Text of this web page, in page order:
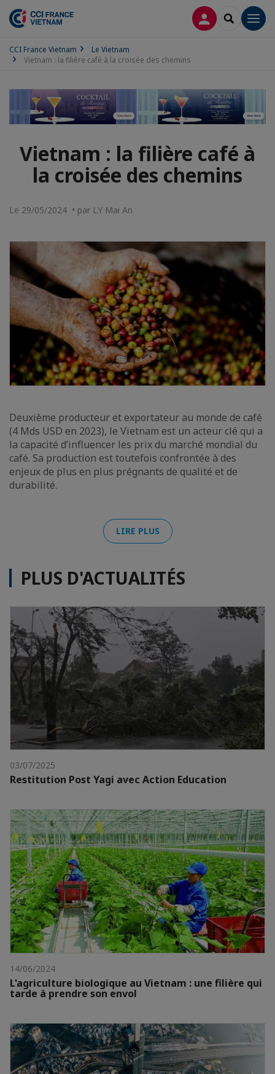
CONNEXION
CCI France Vietnam
Le Vietnam
Vietnam : la filière café à la croisée des chemins
Vietnam : la filière café à
la croisée des chemins
Le 29/05/2024 • par LY Mai An
Deuxième producteur et exportateur au monde de café
(4 Mds USD en 2023), le Vietnam est un acteur clé qui a
la capacité d’influencer les prix du marché mondial du
café. Sa production est toutefois confrontée à des
enjeux de plus en plus prégnants de qualité et de
durabilité.
LIRE PLUS
PLUS D'ACTUALITÉS
03/07/2025
Restitution Post Yagi avec Action Education
14/06/2024
L'agriculture biologique au Vietnam : une filière qui
tarde à prendre son envol